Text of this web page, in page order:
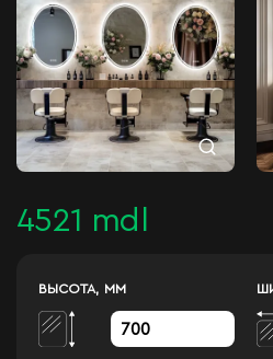
4521 mdl
ВЫСОТА, ММ